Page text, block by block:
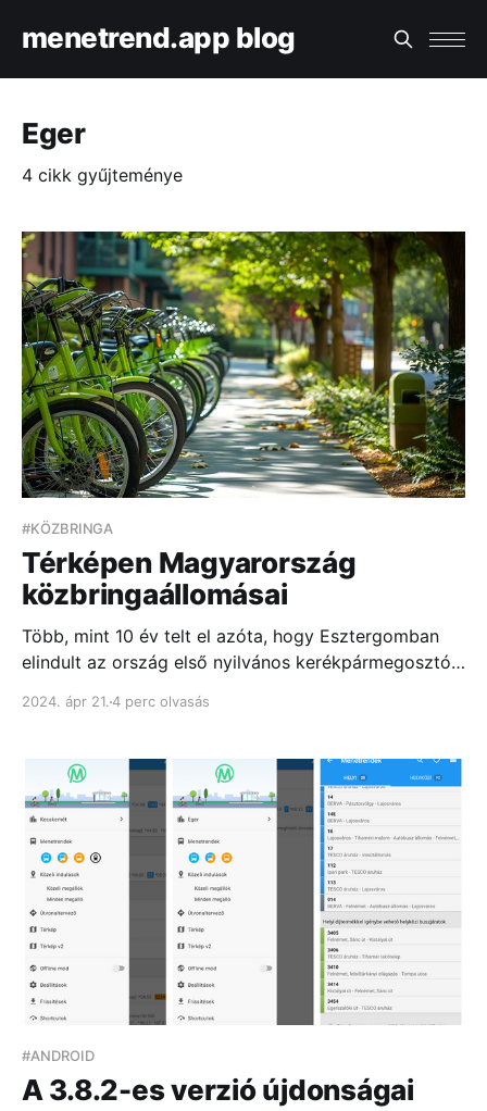
menetrend.app blog
Eger
4 cikk gyűjteménye
#KÖZBRINGA
Térképen Magyarország
közbringaállomásai
Több, mint 10 év telt el azóta, hogy Esztergomban
elindult az ország első nyilvános kerékpármegosztó
bukkantak fel a közbringák – hol kisebb, hol nagyobb
2024. ápr 21. 4 perc olvasás
#ANDROID
A 3.8.2-es verzió újdonságai